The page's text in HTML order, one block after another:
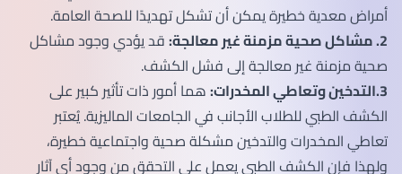
أمراض معدية خطيرة يمكن أن تشكل تهديدًا للصحة العامة.
2. مشاكل صحية مزمنة غير معالجة:
قد يؤدي وجود مشاكل
صحية مزمنة غير معالجة إلى فشل الكشف.
3.التدخين وتعاطي المخدرات:
هما أمور ذات تأثير كبير على
الكشف الطبي للطلاب الأجانب في الجامعات الماليزية. يُعتبر
تعاطي المخدرات والتدخين مشكلة صحية واجتماعية خطيرة،
ولهذا فإن الكشف الطبي يعمل على التحقق من وجود أي آثار